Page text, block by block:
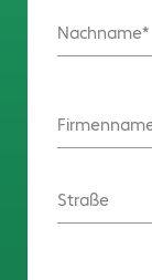
Nachname
Straße